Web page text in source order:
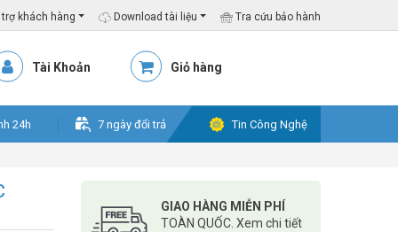
khách hàng Download tài liệu Tra cứu bảo hành
Tài Khoản Giỏ hàng
24h 7 ngày đổi trả Tin Công Nghệ
GIAO HÀNG MIỄN PHÍ
TOÀN QUỐC. Xem chi tiết